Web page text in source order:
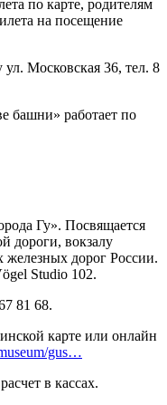
по карте, родителям
на посещение
ул. Московская 36, тел. 8
башни» работает по
Гу». Посвящается
дороги, вокзалу
дорог России.
Studio 102.
81 68.
карте или онлайн
gus…
в кассах.